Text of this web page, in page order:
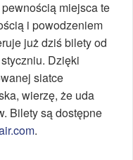
miejsca te
i powodzeniem
już dziś bilety od
Dzięki
siatce
wierzę, że uda
Bilety są dostępne
.